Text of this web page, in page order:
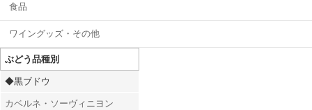
食品
ワイングッズ・その他
ぶどう品種別
◆黒ブドウ
カベルネ・ソーヴィニヨン